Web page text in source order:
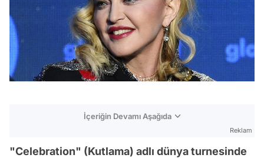
İçeriğin Devamı Aşağıda
Reklam
"Celebration" (Kutlama) adlı dünya turnesinde